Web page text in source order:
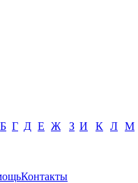
Б Г Д Е Ж З И К Л М
Контакты